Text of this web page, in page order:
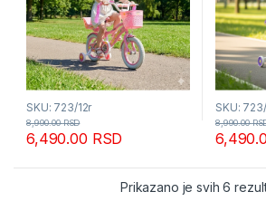
SKU: 723/12r
6,490.00 RSD
8,990.00RSD
SKU:
8,990.00
Prikazano je svih 6